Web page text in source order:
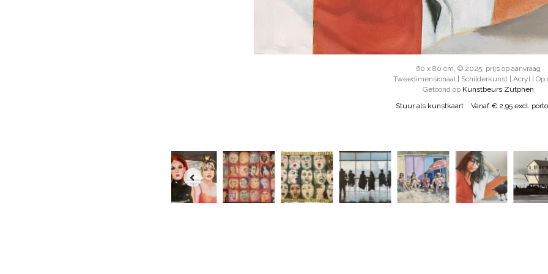
60 x 80 cm, © 2025, prijs op aanvraag
Tweedimensionaal | Schilderkunst | Acryl | Op
Getoond op Kunstbeurs Zutphen
Stuur als kunstkaart Vanaf € 2,95 excl. porto